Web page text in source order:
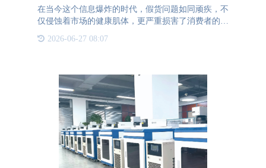
在当今这个信息爆炸的时代，假货问题如同顽疾，不
仅侵蚀着市场的健康肌体，更严重损害了消费者的权
益与信任。从奢侈品到日常用品，假货无处不在，防
不胜防，成为了社会各界共同面临的严峻挑战。 为
2026-06-27 08:07